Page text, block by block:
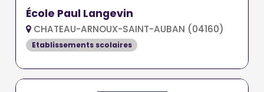
École Paul Langevin
CHATEAU-ARNOUX-SAINT-AUBAN (04160)
Etablissements scolaires